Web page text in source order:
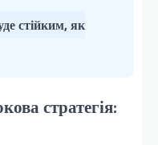
стійким, як
стратегія: